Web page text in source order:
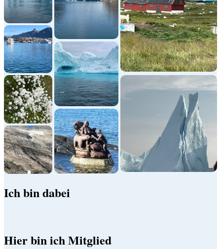
Ich bin dabei
Hier bin ich Mitglied